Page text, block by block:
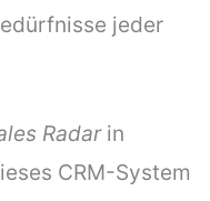
jeder
Radarin
CRM-System